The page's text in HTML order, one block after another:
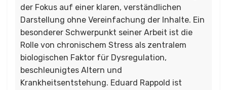
der Fokus auf einer klaren, verständlichen
Darstellung ohne Vereinfachung der Inhalte. Ein
besonderer Schwerpunkt seiner Arbeit ist die
Rolle von chronischem Stress als zentralem
biologischen Faktor für Dysregulation,
beschleunigtes Altern und
Krankheitsentstehung. Eduard Rappold ist